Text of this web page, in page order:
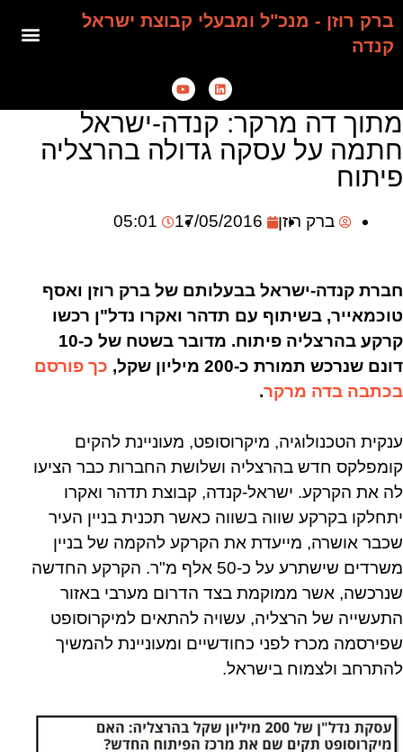
ברק רוזן - מנכ"ל ומבעלי קבוצת ישראל
קנדה
מתוך דה מרקר: קנדה-ישראל
חתמה על עסקה גדולה בהרצליה
פיתוח
ברק רוזן 17/05/2016
05:01
חברת קנדה-ישראל בבעלותם של ברק רוזן ואסף
טוכמאייר, בשיתוף עם תדהר ואקרו נדל"ן רכשו
קרקע בהרצליה פיתוח. מדובר בשטח של כ-10
דונם שנרכש תמורת כ-200 מיליון שקל,
כך פורסם
בכתבה בדה מרקר.
ענקית הטכנולוגיה, מיקרוסופט, מעוניינת להקים
קומפלקס חדש בהרצליה ושלושת החברות כבר הציעו
לה את הקרקע. ישראל-קנדה, קבוצת תדהר ואקרו
יתחלקו בקרקע שווה בשווה כאשר תכנית בניין העיר
שכבר אושרה, מייעדת את הקרקע להקמה של בניין
משרדים שישתרע על כ-50 אלף מ"ר. הקרקע החדשה
שנרכשה, אשר ממוקמת בצד הדרום מערבי באזור
התעשייה של הרצליה, עשויה להתאים למיקרוסופט
שפירסמה מכרז לפני כחודשיים ומעוניינת להמשיך
להתרחב ולצמוח בישראל.